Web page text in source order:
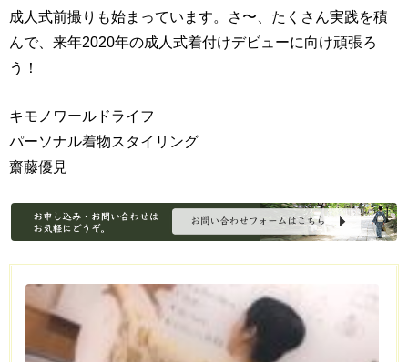
成人式前撮りも始まっています。さ〜、たくさん実践を積
んで、来年2020年の成人式着付けデビューに向け頑張ろ
う！
キモノワールドライフ
パーソナル着物スタイリング
齋藤優見